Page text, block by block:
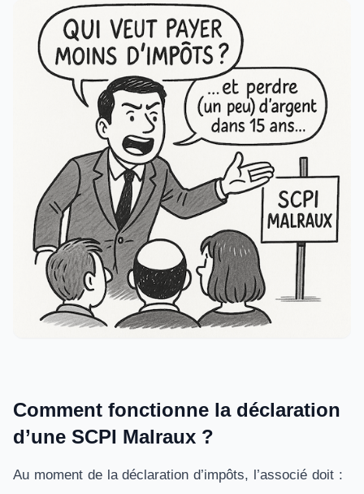
Comment fonctionne la déclaration
d’une SCPI Malraux ?
Au moment de la déclaration d’impôts, l’associé doit :